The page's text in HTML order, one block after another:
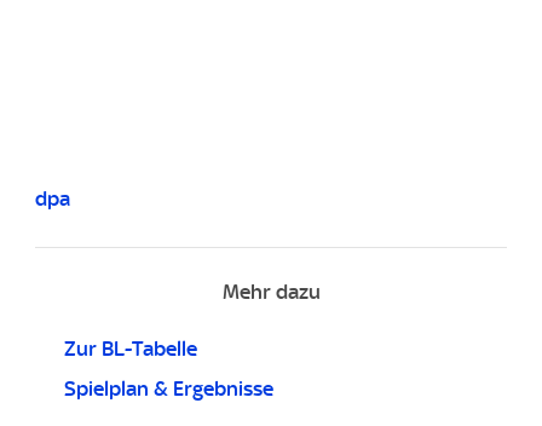
dpa
Mehr dazu
Zur BL-Tabelle
Spielplan & Ergebnisse